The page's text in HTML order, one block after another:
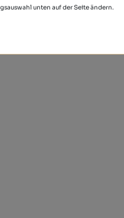
unten auf der Seite ändern.